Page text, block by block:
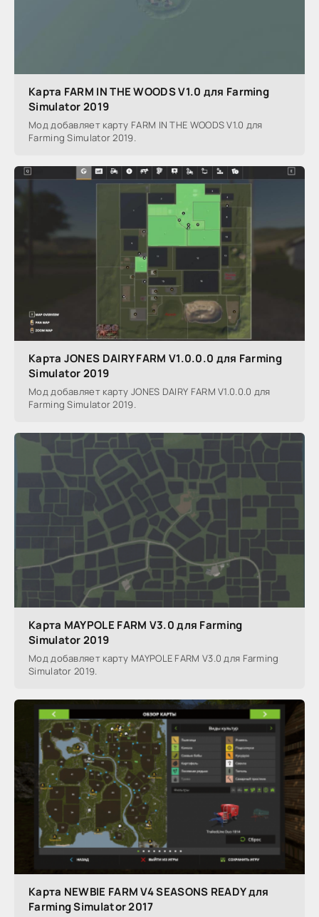
Карта FARM IN THE WOODS V1.0 для Farming
Simulator 2019
Мод добавляет карту FARM IN THE WOODS V1.0 для
Farming Simulator 2019.
Карта JONES DAIRY FARM V1.0.0.0 для Farming
Simulator 2019
Мод добавляет карту JONES DAIRY FARM V1.0.0.0 для
Farming Simulator 2019.
Карта MAYPOLE FARM V3.0 для Farming
Simulator 2019
Мод добавляет карту MAYPOLE FARM V3.0 для Farming
Simulator 2019.
Карта NEWBIE FARM V4 SEASONS READY для
Farming Simulator 2017